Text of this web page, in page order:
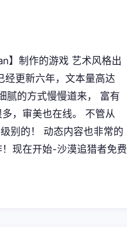
】制作的游戏 艺术风格出
经更新六年，文本量高达
腻的方式慢慢道来， 富有
，审美也在线。 不管从
别的！ 动态内容也非常的
现在开始-沙漠追猎者免费